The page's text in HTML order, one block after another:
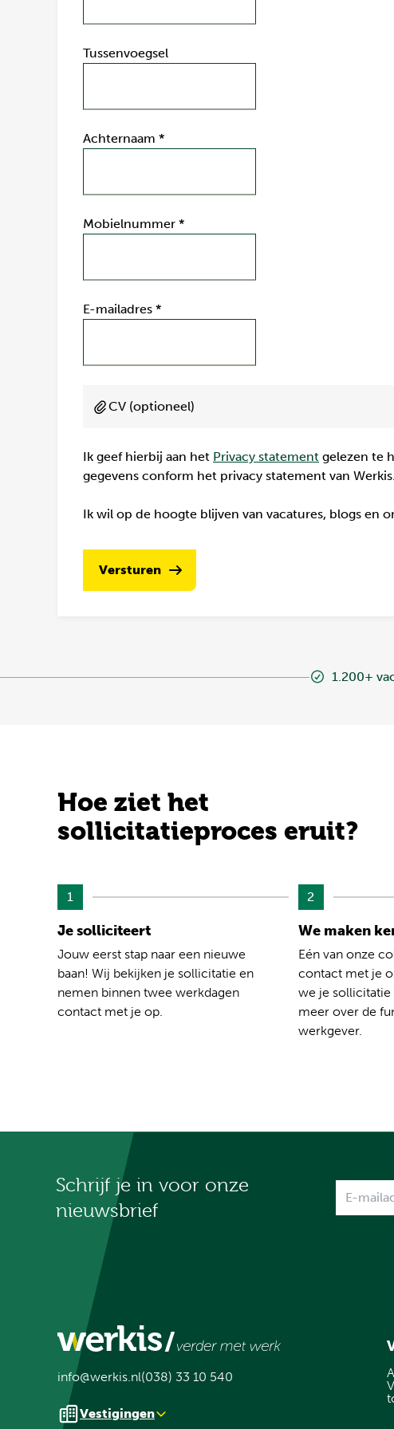
Tussenvoegsel
Achternaam *
Mobielnummer *
E-mailadres *
CV (optioneel)
Ik geef hierbij aan het Privacy statement gelezen te
gegevens conform het privacy statement van Werkis.
Ik wil op de hoogte blijven van vacatures, blogs en
Versturen
1.200+
Hoe ziet het
sollicitatieproces eruit?
1
Je solliciteert
Jouw eerst stap naar een nieuwe
baan! Wij bekijken je sollicitatie en
nemen binnen twee werkdagen
contact met je op.
2
We maken
Eén van onze
contact met je
we je sollicitatie
meer over de
werkgever.
Schrijf je in voor onze
nieuwsbrief
info@werkis.nl(038) 33 10 540
Vestigingen